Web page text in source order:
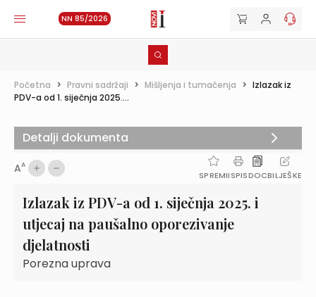
NN 85/2026
Početna > Pravni sadržaji > Mišljenja i tumačenja > Izlazak iz
PDV-a od 1. siječnja 2025....
AA
SPREMIISPISDOCBILJEŠKE
Izlazak iz PDV-a od 1. siječnja 2025. i
utjecaj na paušalno oporezivanje
djelatnosti
Porezna uprava
Detalji dokumenta